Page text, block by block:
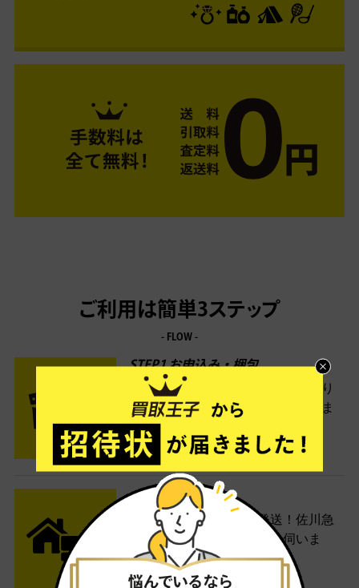
ご利用は簡単3ステップ
- FLOW -
STEP1 お申込み・梱包
ネットでお申込みしたら、箱に売り
たい商品をいろいろ詰めて梱包しま
す。
STEP2 発送
送料無料でご自宅から発送！佐川急
便がご自宅まで引き取りに伺いま
す。